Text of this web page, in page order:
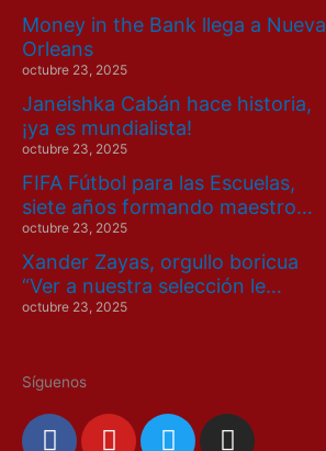
Money in the Bank llega a Nueva
Orleans
octubre 23, 2025
Janeishka Cabán hace historia,
¡ya es mundialista!
octubre 23, 2025
FIFA Fútbol para las Escuelas,
siete años formando maestro…
octubre 23, 2025
Xander Zayas, orgullo boricua
“Ver a nuestra selección le…
octubre 23, 2025
Síguenos
F
Y
T
I